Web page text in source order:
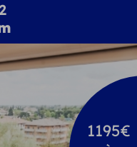
1195€